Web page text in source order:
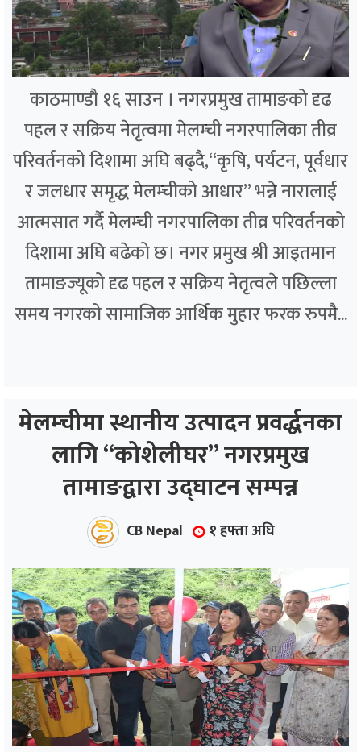
काठमाण्डौ १६ साउन । नगरप्रमुख तामाङको दृढ
पहल र सक्रिय नेतृत्वमा मेलम्ची नगरपालिका तीव्र
परिवर्तनको दिशामा अघि बढ्दै,“कृषि, पर्यटन, पूर्वधार
र जलधार समृद्ध मेलम्चीको आधार” भन्ने नारालाई
आत्मसात गर्दै मेलम्ची नगरपालिका तीव्र परिवर्तनको
दिशामा अघि बढेको छ। नगर प्रमुख श्री आइतमान
तामाङज्यूको दृढ पहल र सक्रिय नेतृत्वले पछिल्ला
समय नगरको सामाजिक आर्थिक मुहार फरक रुपमै...
मेलम्चीमा स्थानीय उत्पादन प्रवर्द्धनका
लागि “कोशेलीघर” नगरप्रमुख
तामाङद्वारा उद्घाटन सम्पन्न
CB Nepal १ हफ्ता अघि